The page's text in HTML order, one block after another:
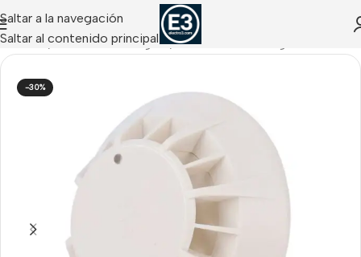
Saltar a la navegación
Saltar al contenido principal
/Jade Bird Analógico/Detectores Analógicos
-30%